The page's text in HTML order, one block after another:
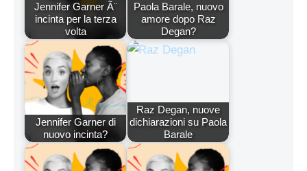
Jennifer Garner Ã¨
incinta per la terza
volta
Paola Barale, nuovo
amore dopo Raz
Degan?
Jennifer Garner di
nuovo incinta?
Raz Degan, nuove
dichiarazioni su Paola
Barale